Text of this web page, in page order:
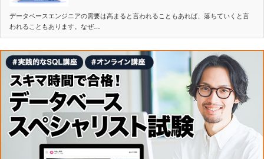
データベースエンジニアの需要は高まると言われることもあれば、落ちていくと言
われることもあります。なぜ…